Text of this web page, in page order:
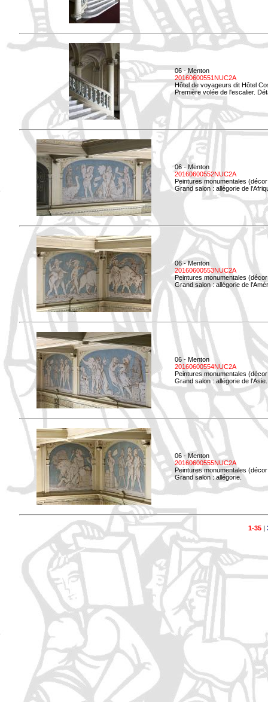
06 - Menton
20160600551NUC2A
Hôtel de voyageurs dit Hôtel
Première volée de l'escalier.
06 - Menton
20160600552NUC2A
Peintures monumentales
Grand salon : allégorie de
06 - Menton
20160600553NUC2A
Peintures monumentales
Grand salon : allégorie de
06 - Menton
20160600554NUC2A
Peintures monumentales
Grand salon : allégorie de l'Asie.
06 - Menton
20160600555NUC2A
Peintures monumentales
Grand salon : allégorie.
1-35|